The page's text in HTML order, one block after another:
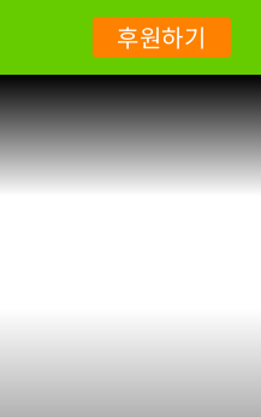
후원하기